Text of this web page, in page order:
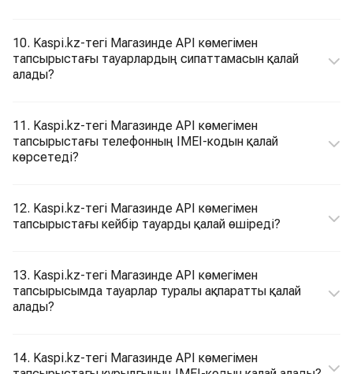
10. Kaspi.kz-тегі Магазинде API көмегімен
тапсырыстағы тауарлардың сипаттамасын қалай
алады?
11. Kaspi.kz-тегі Магазинде API көмегімен
тапсырыстағы телефонның IMEI-кодын қалай
көрсетеді?
12. Kaspi.kz-тегі Магазинде API көмегімен
тапсырыстағы кейбір тауарды қалай өшіреді?
13. Kaspi.kz-тегі Магазинде API көмегімен
тапсырысымда тауарлар туралы ақпаратты қалай
алады?
14. Kaspi.kz-тегі Магазинде API көмегімен